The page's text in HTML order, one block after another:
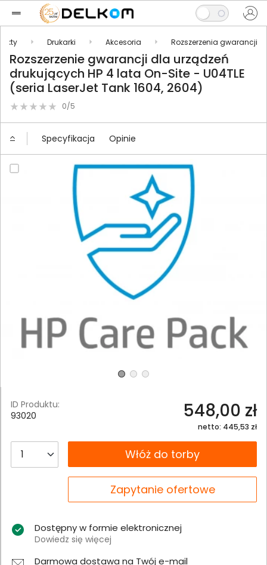
Drukarki Akcesoria Rozszerzenia gwarancji
Rozszerzenie gwarancji dla urządzeń
drukujących HP 4 lata On-Site - U04TLE
(seria LaserJet Tank 1604, 2604)
0/5
Specyfikacja Opinie
ID Produktu:
93020
548,00 zł
netto: 445,53 zł
__B2C.PRODUCT.QUANTITYWłóż do torby
Zapytanie ofertowe
Dostępny w formie elektronicznej
Dowiedz się więcej
Darmowa dostawa na Twój e-mail